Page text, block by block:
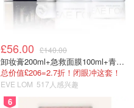
£56.00 £140.00
卸妆膏200ml+急救面膜100ml+青春面霜15ml
总价值£206=2.7折！闭眼冲这套！
EVE LOM 517人感兴趣
6